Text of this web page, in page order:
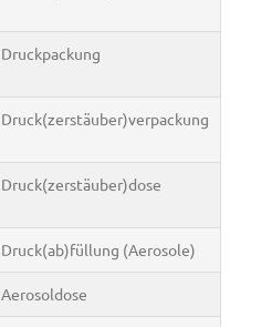
Druckpackung
Druck(zerstäuber)verpackung
Druck(zerstäuber)dose
Druck(ab)füllung (Aerosole)
Aerosoldose